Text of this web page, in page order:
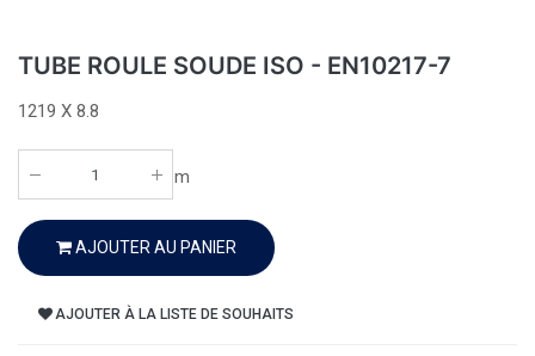
TUBE ROULE SOUDE ISO - EN10217-7
1219 X 8.8
m
AJOUTER AU PANIER
AJOUTER À LA LISTE DE SOUHAITS